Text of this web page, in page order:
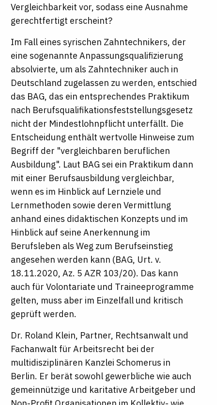
Vergleichbarkeit vor, sodass eine Ausnahme
gerechtfertigt erscheint?
Im Fall eines syrischen Zahntechnikers, der
eine sogenannte Anpassungsqualifizierung
absolvierte, um als Zahntechniker auch in
Deutschland zugelassen zu werden, entschied
das BAG, das ein entsprechendes Praktikum
nach Berufsqualifikationsfeststellungsgesetz
nicht der Mindestlohnpflicht unterfällt. Die
Entscheidung enthält wertvolle Hinweise zum
Begriff der "vergleichbaren beruflichen
Ausbildung". Laut BAG sei ein Praktikum dann
mit einer Berufsausbildung vergleichbar,
wenn es im Hinblick auf Lernziele und
Lernmethoden sowie deren Vermittlung
anhand eines didaktischen Konzepts und im
Hinblick auf seine Anerkennung im
Berufsleben als Weg zum Berufseinstieg
angesehen werden kann (BAG, Urt. v.
18.11.2020, Az. 5 AZR 103/20). Das kann
auch für Volontariate und Traineeprogramme
gelten, muss aber im Einzelfall und kritisch
geprüft werden.
Dr. Roland Klein, Partner, Rechtsanwalt und
Fachanwalt für Arbeitsrecht bei der
multidisziplinären Kanzlei Schomerus in
Berlin. Er berät sowohl gewerbliche wie auch
gemeinnützige und karitative Arbeitgeber und